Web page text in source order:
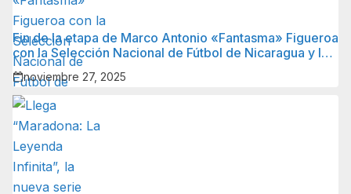
Fin de la etapa de Marco Antonio «Fantasma» Figueroa
con la Selección Nacional de Fútbol de Nicaragua y lo
que sigue para él.
noviembre 27, 2025